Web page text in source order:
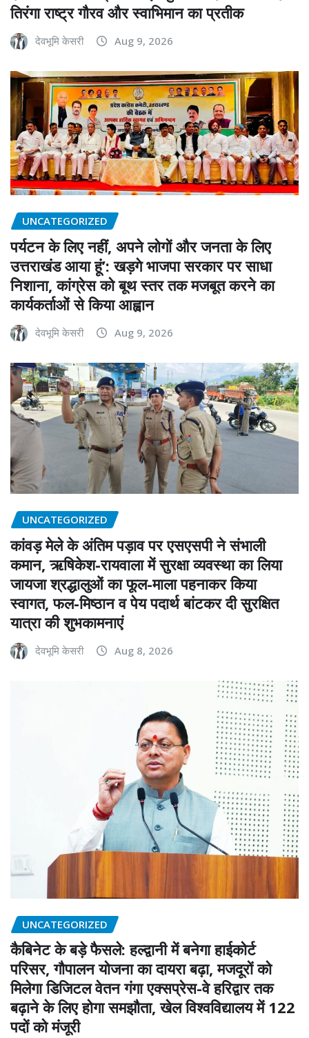
तिरंगा राष्ट्र गौरव और स्वाभिमान का प्रतीक
देवभूमि केसरी Aug 9, 2026
UNCATEGORIZED
पर्यटन के लिए नहीं, अपने लोगों और जनता के लिए
उत्तराखंड आया हूं’: खड़गे भाजपा सरकार पर साधा
निशाना, कांग्रेस को बूथ स्तर तक मजबूत करने का
कार्यकर्ताओं से किया आह्वान
देवभूमि केसरी Aug 9, 2026
UNCATEGORIZED
कांवड़ मेले के अंतिम पड़ाव पर एसएसपी ने संभाली
कमान, ऋषिकेश-रायवाला में सुरक्षा व्यवस्था का लिया
जायजा श्रद्धालुओं का फूल-माला पहनाकर किया
स्वागत, फल-मिष्ठान व पेय पदार्थ बांटकर दी सुरक्षित
यात्रा की शुभकामनाएं
देवभूमि केसरी Aug 8, 2026
UNCATEGORIZED
कैबिनेट के बड़े फैसले: हल्द्वानी में बनेगा हाईकोर्ट
परिसर, गौपालन योजना का दायरा बढ़ा, मजदूरों को
मिलेगा डिजिटल वेतन गंगा एक्सप्रेस-वे हरिद्वार तक
बढ़ाने के लिए होगा समझौता, खेल विश्वविद्यालय में 122
पदों को मंजूरी